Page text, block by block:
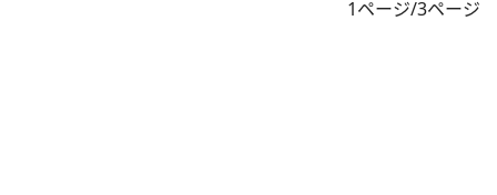
1ページ/3ページ